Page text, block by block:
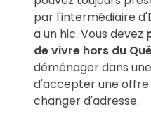
par l'intermédiaire
a un hic. Vous devez
de vivre hors du
déménager dans
d'accepter une offre
changer d'adresse.